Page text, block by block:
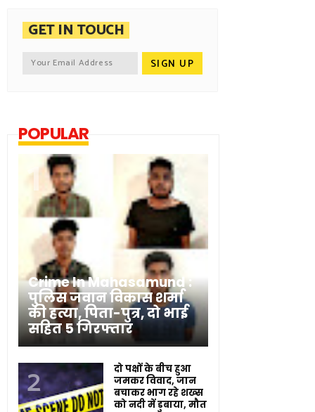
GET IN TOUCH
POPULAR
Crime In Mahasamund :
पुलिस जवान विकास शर्मा
की हत्या, पिता-पुत्र, दो भाई
सहित 5 गिरफ्तार
दो पक्षों के बीच हुआ
जमकर विवाद, जान
बचाकर भाग रहे शख्स
को नदी में डुबाया, मौत